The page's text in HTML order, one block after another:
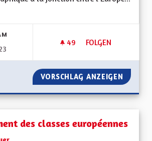
49 49 FOLLOWER
FOLGEN
UNE MANIÈRE
VORSCHLAG ANZEIGEN UNE
des classes européennes